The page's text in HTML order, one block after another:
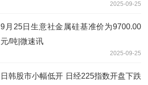
2025-09-25
9月25日生意社金属硅基准价为9700.00
元/吨|微速讯
2025-09-25
日韩股市小幅低开 日经225指数开盘下跌